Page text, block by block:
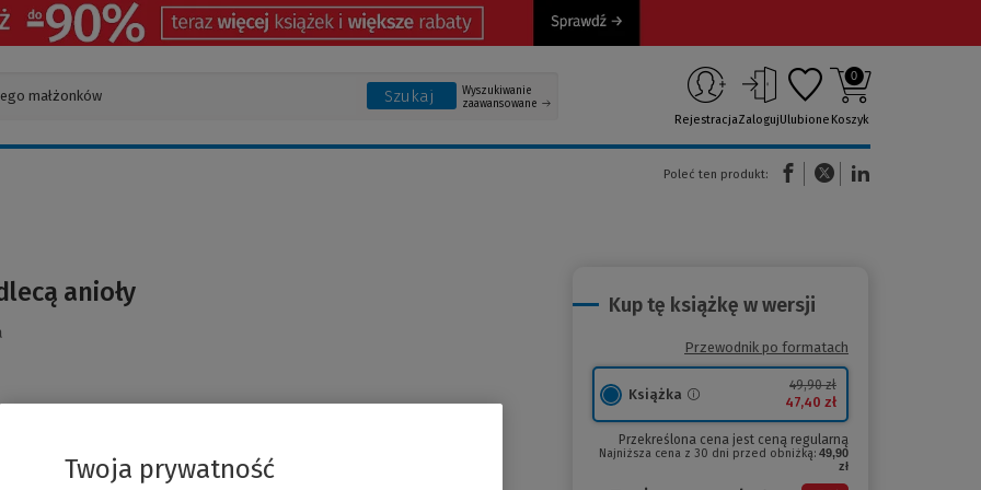
Szukaj
Wyszukiwanie
zaawansowane
RejestracjaZalogujUlubione
0
Koszyk
Poleć ten produkt:
(Nowe okno)(Link do innej strony)
anioły Kup tę książkę w wersji
Przewodnik po formatach
Książka
49,90 zł
47,40 zł
Przekreślona cena jest ceną regularną
Najniższa cena z 30 dni przed obniżką: 49,90
zł
Twoja prywatność